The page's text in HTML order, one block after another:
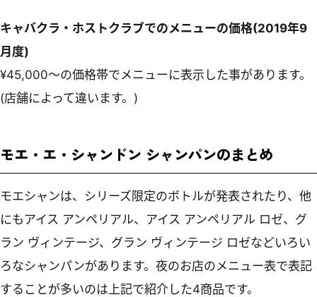
キャバクラ・ホストクラブでのメニューの価格(2019年9
月度)
¥45,000～の価格帯でメニューに表示した事があります。
(店舗によって違います。)
モエ・エ・シャンドン シャンパンのまとめ
モエシャンは、シリーズ限定のボトルが発表されたり、他
にもアイス アンペリアル、アイス アンペリアル ロゼ、グ
ラン ヴィンテージ、グラン ヴィンテージ ロゼなどいろい
ろなシャンパンがあります。夜のお店のメニュー表で表記
することが多いのは上記で紹介した4商品です。